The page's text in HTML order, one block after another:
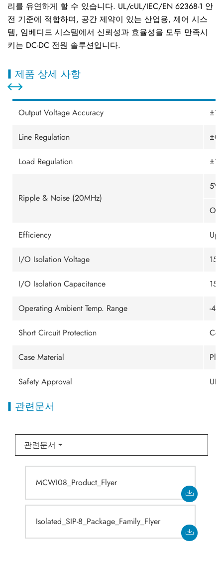
리를 유연하게 할 수 있습니다. UL/cUL/IEC/EN 62368-1 안
전 기준에 적합하며, 공간 제약이 있는 산업용, 제어 시스
템, 임베디드 시스템에서 신뢰성과 효율성을 모두 만족시
키는 DC-DC 전원 솔루션입니다.
제품 상세 사항
Output Voltage Accuracy
Line Regulation
Load Regulation
Ripple & Noise (20MHz)
Efficiency Up
I/O Isolation Voltage
I/O Isolation Capacitance
Operating Ambient Temp. Range -
Short Circuit Protection
Case Material
Safety Approval
관련문서
관련문서
MCWI08_Product_Flyer
Isolated_SIP-8_Package_Family_Flyer